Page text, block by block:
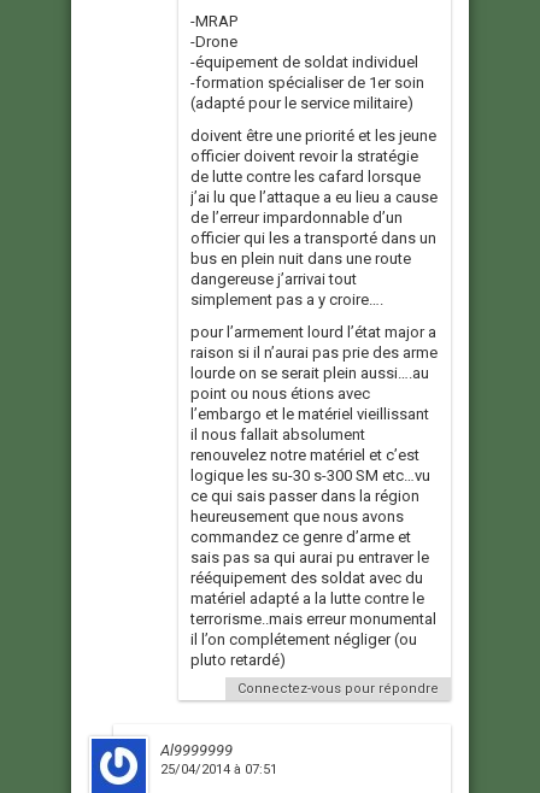
-MRAP
-Drone
-équipement de soldat individuel
-formation spécialiser de 1er soin
(adapté pour le service militaire)
doivent être une priorité et les jeune
officier doivent revoir la stratégie
de lutte contre les cafard lorsque
j’ai lu que l’attaque a eu lieu a cause
de l’erreur impardonnable d’un
officier qui les a transporté dans un
bus en plein nuit dans une route
dangereuse j’arrivai tout
simplement pas a y croire….
pour l’armement lourd l’état major a
raison si il n’aurai pas prie des arme
lourde on se serait plein aussi….au
point ou nous étions avec
l’embargo et le matériel vieillissant
il nous fallait absolument
renouvelez notre matériel et c’est
logique les su-30 s-300 SM etc…vu
ce qui sais passer dans la région
heureusement que nous avons
commandez ce genre d’arme et
sais pas sa qui aurai pu entraver le
rééquipement des soldat avec du
matériel adapté a la lutte contre le
terrorisme..mais erreur monumental
il l’on complétement négliger (ou
pluto retardé)
Connectez-vous pour répondre
Al9999999
25/04/2014 à 07:51